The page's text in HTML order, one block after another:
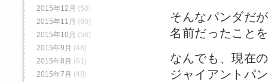
そんなパンダだ
名前だったこと
なんでも、現在
ジャイアントパ
2015年12月 (50)
2015年11月 (60)
2015年10月 (56)
2015年9月 (48)
2015年8月 (61)
2015年7月 (48)